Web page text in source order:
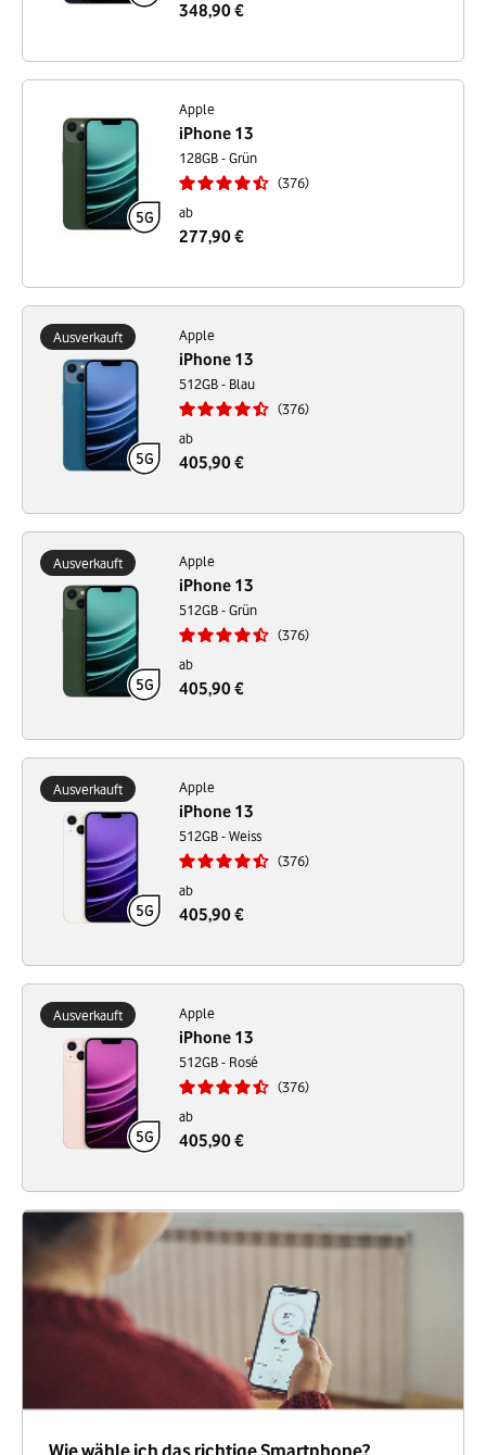
348,90 €
Apple
iPhone 13
128GB - Grün
376
ab
277,90 €
Ausverkauft Apple
iPhone 13
512GB - Blau
376
ab
405,90 €
Ausverkauft Apple
iPhone 13
512GB - Grün
376
ab
405,90 €
Ausverkauft Apple
iPhone 13
512GB - Weiss
376
ab
405,90 €
Ausverkauft Apple
iPhone 13
512GB - Rosé
376
ab
405,90 €
Wie wähle ich das richtige Smartphone?